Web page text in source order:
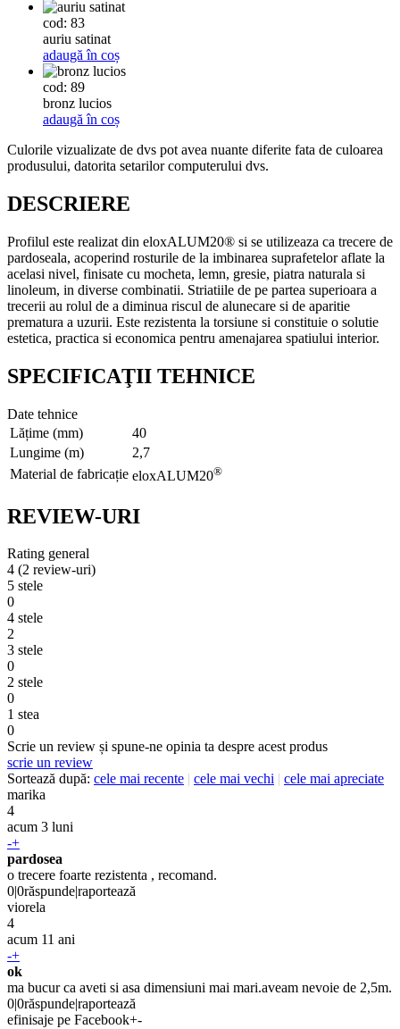
cod: 83
auriu satinat
adaugă în coș
cod: 89
bronz lucios
adaugă în coș
Culorile vizualizate de dvs pot avea nuante diferite fata de culoarea
produsului, datorita setarilor computerului dvs.
DESCRIERE
Profilul este realizat din eloxALUM20® si se utilizeaza ca trecere de
pardoseala, acoperind rosturile de la imbinarea suprafetelor aflate la
acelasi nivel, finisate cu mocheta, lemn, gresie, piatra naturala si
linoleum, in diverse combinatii. Striatiile de pe partea superioara a
trecerii au rolul de a diminua riscul de alunecare si de aparitie
prematura a uzurii. Este rezistenta la torsiune si constituie o solutie
estetica, practica si economica pentru amenajarea spatiului interior.
SPECIFICAŢII TEHNICE
Date tehnice
Lățime (mm)
40
Lungime (m)
2,7
Material de fabricație eloxALUM20®
REVIEW-URI
Rating general
4 (2 review-uri)
5 stele
0
4 stele
2
3 stele
0
2 stele
0
1 stea
0
Scrie un review și spune-ne opinia ta despre acest produs
scrie un review
Sortează după: cele mai recente cele mai vechi
cele mai apreciate
marika
4
acum 3 luni
-+
pardosea
o trecere foarte rezistenta , recomand.
00răspunderaportează
viorela
4
acum 11 ani
-+
ok
ma bucur ca aveti si asa dimensiuni mai mari.aveam nevoie de 2,5m.
00răspunderaportează
efinisaje pe Facebook+-